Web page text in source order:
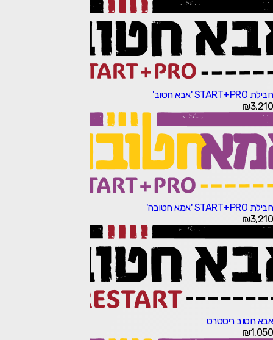
חבילת START+PRO 'אבא חטוב'
₪3,210
חבילת START+PRO 'אמא חטובה'
₪3,210
אבא חטוב ריסטרט
₪1,050